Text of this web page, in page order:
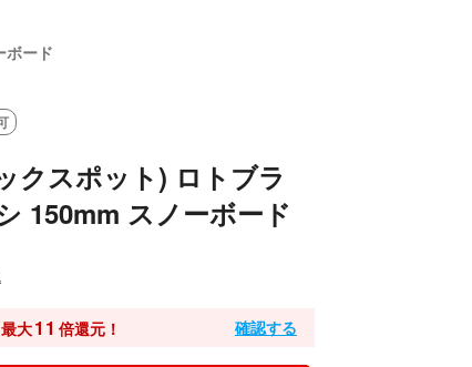
ボード
クスポット) ロトブラ
150mm スノーボード
大11 倍還元！ 確認する